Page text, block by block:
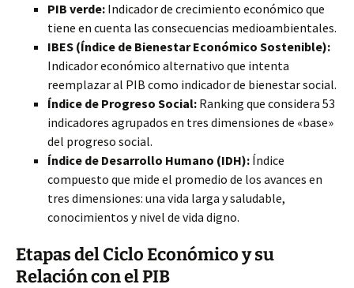
PIB verde: Indicador de crecimiento económico que
tiene en cuenta las consecuencias medioambientales.
IBES (Índice de Bienestar Económico Sostenible):
Indicador económico alternativo que intenta
reemplazar al PIB como indicador de bienestar social.
Índice de Progreso Social: Ranking que considera 53
indicadores agrupados en tres dimensiones de «base»
del progreso social.
Índice de Desarrollo Humano (IDH): Índice
compuesto que mide el promedio de los avances en
tres dimensiones: una vida larga y saludable,
conocimientos y nivel de vida digno.
Etapas del Ciclo Económico y su
Relación con el PIB